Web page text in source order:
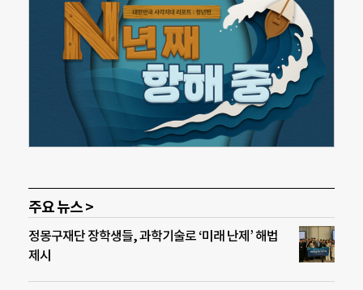
주요 뉴스 >
정몽구재단 장학생들, 과학기술로 ‘미래 난제’ 해법
제시